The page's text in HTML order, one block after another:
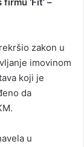
‘Fit’ –
zakon u
imovinom
koji je
da
u